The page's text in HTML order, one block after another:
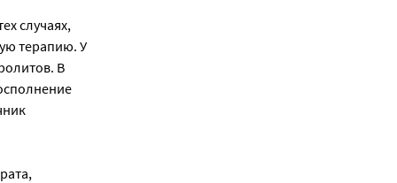
случаях,
терапию. У
В